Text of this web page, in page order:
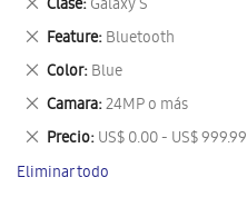
Clase Galaxy S
este
artículo
Feature Bluetooth
Eliminar
este
artículo
Color Blue
Eliminar
este
artículo
Camara 24MP o más
Eliminar
este
artículo
Precio US$ 0.00 - US$ 999.99
Eliminar
este
artículo
Eliminar todo